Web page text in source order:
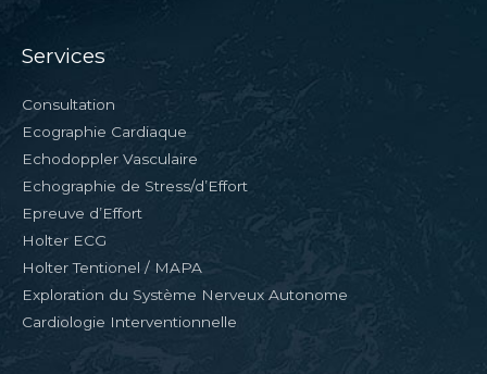
Services
Consultation
Ecographie Cardiaque
Echodoppler Vasculaire
Echographie de Stress/d’Effort
Epreuve d’Effort
Holter ECG
Holter Tentionel / MAPA
Exploration du Système Nerveux Autonome
Cardiologie Interventionnelle